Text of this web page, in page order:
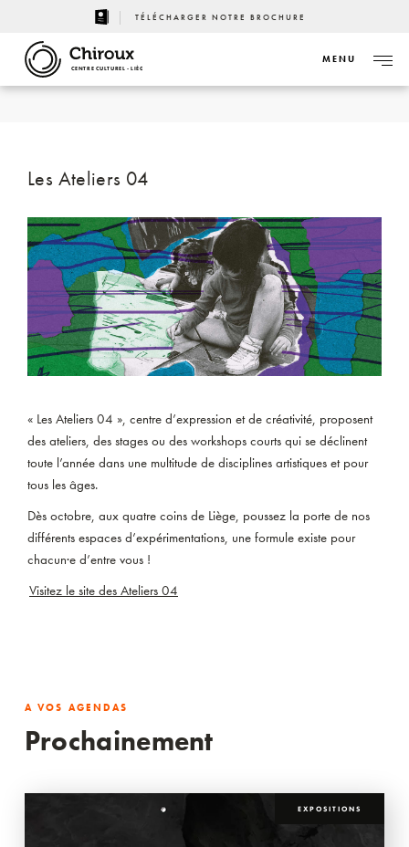
TÉLÉCHARGER NOTRE BROCHURE
CENTRE CULTUREL - LIÈGE
MENU
Les Ateliers 04
« Les Ateliers 04 », centre d’expression et de créativité, proposent
des ateliers, des stages ou des workshops courts qui se déclinent
toute l’année dans une multitude de disciplines artistiques et pour
tous les âges.
Dès octobre, aux quatre coins de Liège, poussez la porte de nos
différents espaces d’expérimentations, une formule existe pour
chacun·e d’entre vous !
Visitez le site des Ateliers 04
A VOS AGENDAS
Prochainement
EXPOSITIONS